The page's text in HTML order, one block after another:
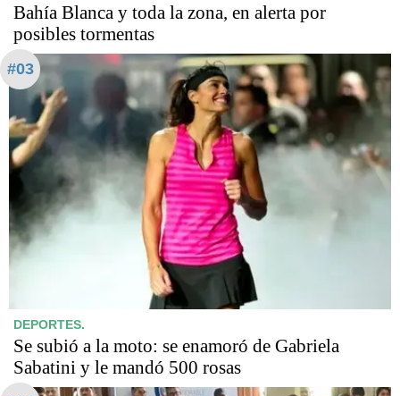
Bahía Blanca y toda la zona, en alerta por
posibles tormentas
#03
DEPORTES.
Se subió a la moto: se enamoró de Gabriela
Sabatini y le mandó 500 rosas